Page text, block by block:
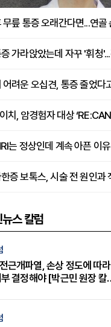
스 칼럼
근개파열, 손상 정도에 따라
결정해야 [박근민 원장 칼